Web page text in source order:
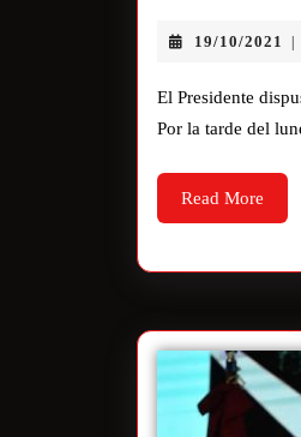
19/10/2021
El Presidente
Por la tarde del
Read More